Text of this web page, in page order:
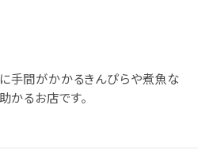
手間がかかるきんぴらや煮魚な
かるお店です。